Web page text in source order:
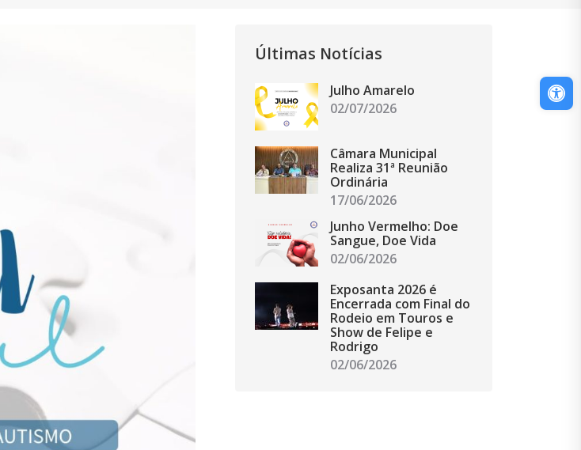
Últimas Notícias
Julho Amarelo
02/07/2026
Câmara Municipal
Realiza 31ª Reunião
Ordinária
17/06/2026
Junho Vermelho: Doe
Sangue, Doe Vida
02/06/2026
Exposanta 2026 é
Encerrada com Final do
Rodeio em Touros e
Show de Felipe e
Rodrigo
02/06/2026